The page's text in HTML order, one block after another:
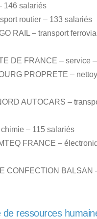
146 salariés
routier – 133 salariés
RAIL – transport
DE FRANCE – service
PROPRETE –
AUTOCARS –
chimie – 115 salariés
FRANCE –
CONFECTION BALSAN
de ressources